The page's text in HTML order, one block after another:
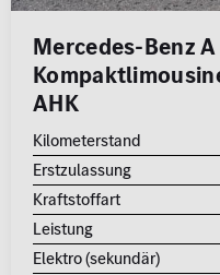
Mercedes-Benz
AHK
Kilometerstand
Erstzulassung
Kraftstoffart
Leistung
Elektro (sekundär)